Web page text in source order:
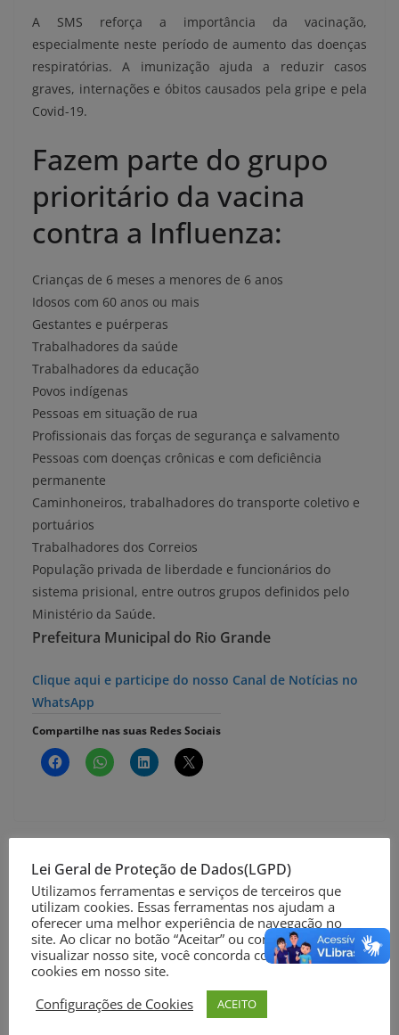
A SMS reforça a importância da vacinação,
especialmente neste período de aumento das doenças
respiratórias. A imunização ajuda a reduzir casos
graves, internações e óbitos causados pela gripe e pela
Covid-19.
Fazem parte do grupo
prioritário da vacina
contra a Influenza:
Crianças de 6 meses a menores de 6 anos
Idosos com 60 anos ou mais
Gestantes e puérperas
Trabalhadores da saúde
Trabalhadores da educação
Povos indígenas
Pessoas em situação de rua
Profissionais das forças de segurança e salvamento
Pessoas com doenças crônicas e com deficiência
permanente
Caminhoneiros, trabalhadores do transporte coletivo e
portuários
Trabalhadores dos Correios
População privada de liberdade e funcionários do
sistema prisional, entre outros grupos definidos pelo
Ministério da Saúde.
Prefeitura Municipal do Rio Grande
Clique aqui e participe do nosso Canal de Notícias no
WhatsApp
Compartilhe nas suas Redes Sociais
Prefeitura inicia revitalização da antiga passarela no
Cassino
Praça Shopping anuncia Casas Maria
Deixe um comentário
O seu endereço de e-mail não será publicado.
Lei Geral de Proteção de Dados(LGPD)
Utilizamos ferramentas e serviços de terceiros que
utilizam cookies. Essas ferramentas nos ajudam a
oferecer uma melhor experiência de navegação no
site. Ao clicar no botão “Aceitar” ou continuar a
visualizar nosso site, você concorda com o uso de
cookies em nosso site.
Configurações de Cookies
ACEITO